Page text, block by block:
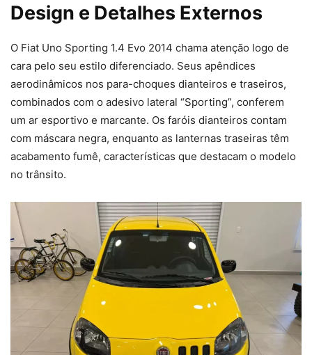
Design e Detalhes Externos
O Fiat Uno Sporting 1.4 Evo 2014 chama atenção logo de
cara pelo seu estilo diferenciado. Seus apêndices
aerodinâmicos nos para-choques dianteiros e traseiros,
combinados com o adesivo lateral “Sporting”, conferem
um ar esportivo e marcante. Os faróis dianteiros contam
com máscara negra, enquanto as lanternas traseiras têm
acabamento fumê, características que destacam o modelo
no trânsito.